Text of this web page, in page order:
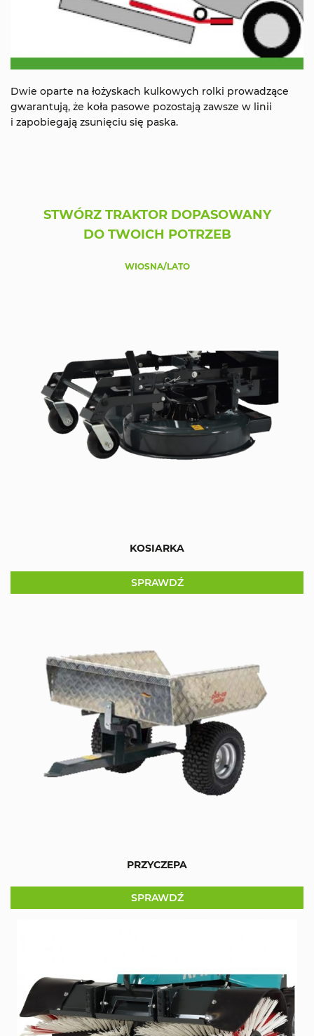
Dwie oparte na łożyskach kulkowych rolki prowadzące
gwarantują, że koła pasowe pozostają zawsze w linii
i zapobiegają zsunięciu się paska.
STWÓRZ TRAKTOR DOPASOWANY
DO TWOICH POTRZEB
WIOSNA/LATO
KOSIARKA
SPRAWDŹ
PRZYCZEPA
SPRAWDŹ